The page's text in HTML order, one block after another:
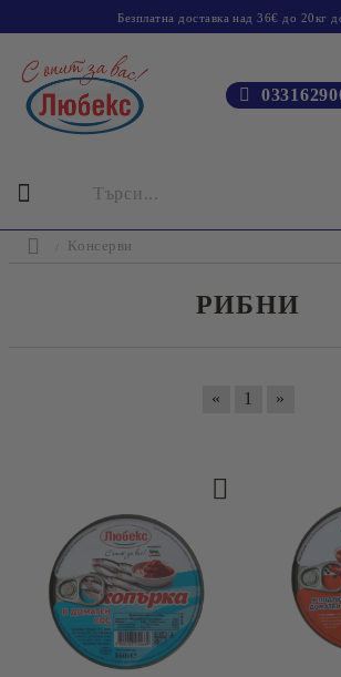
Безплатна доставка над 36€ до 20кг
Консерви
РИБНИ
« 1 »